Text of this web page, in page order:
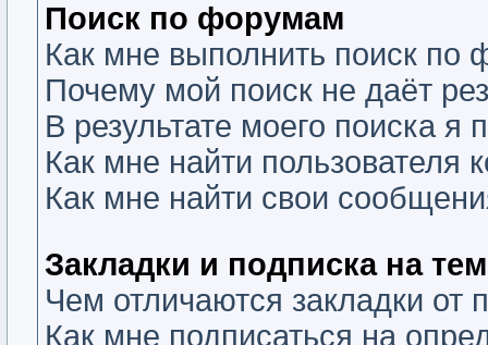
Поиск по форумам
Как мне выполнить поиск
Почему мой поиск не даёт
В результате моего поиска я
Как мне найти пользователя
Как мне найти свои
Закладки и подписка на
Чем отличаются закладки от
Как мне подписаться на